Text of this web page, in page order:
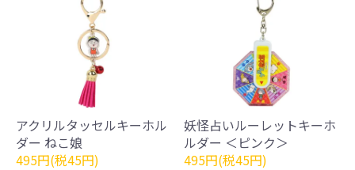
アクリルタッセルキーホル
ダー ねこ娘
495円(税45円)
妖怪占いルーレットキーホ
ルダー ＜ピンク＞
495円(税45円)